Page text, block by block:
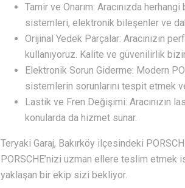
Tamir ve Onarım: Aracınızda
sistemleri, elektronik bileşenler ve
Orijinal Yedek Parçalar: Aracınızın
kullanıyoruz. Kalite ve güvenilirlik
Elektronik Sorun Giderme: Modern
sistemlerin sorunlarını tespit etmek
Lastik ve Fren Değişimi: Aracınızın
konularda da hizmet sunar.
Teryaki Garaj, Bakırköy ilçesindeki
PORSCHE’nizi uzman ellere teslim etmek
yaklaşan bir ekip sizi bekliyor.